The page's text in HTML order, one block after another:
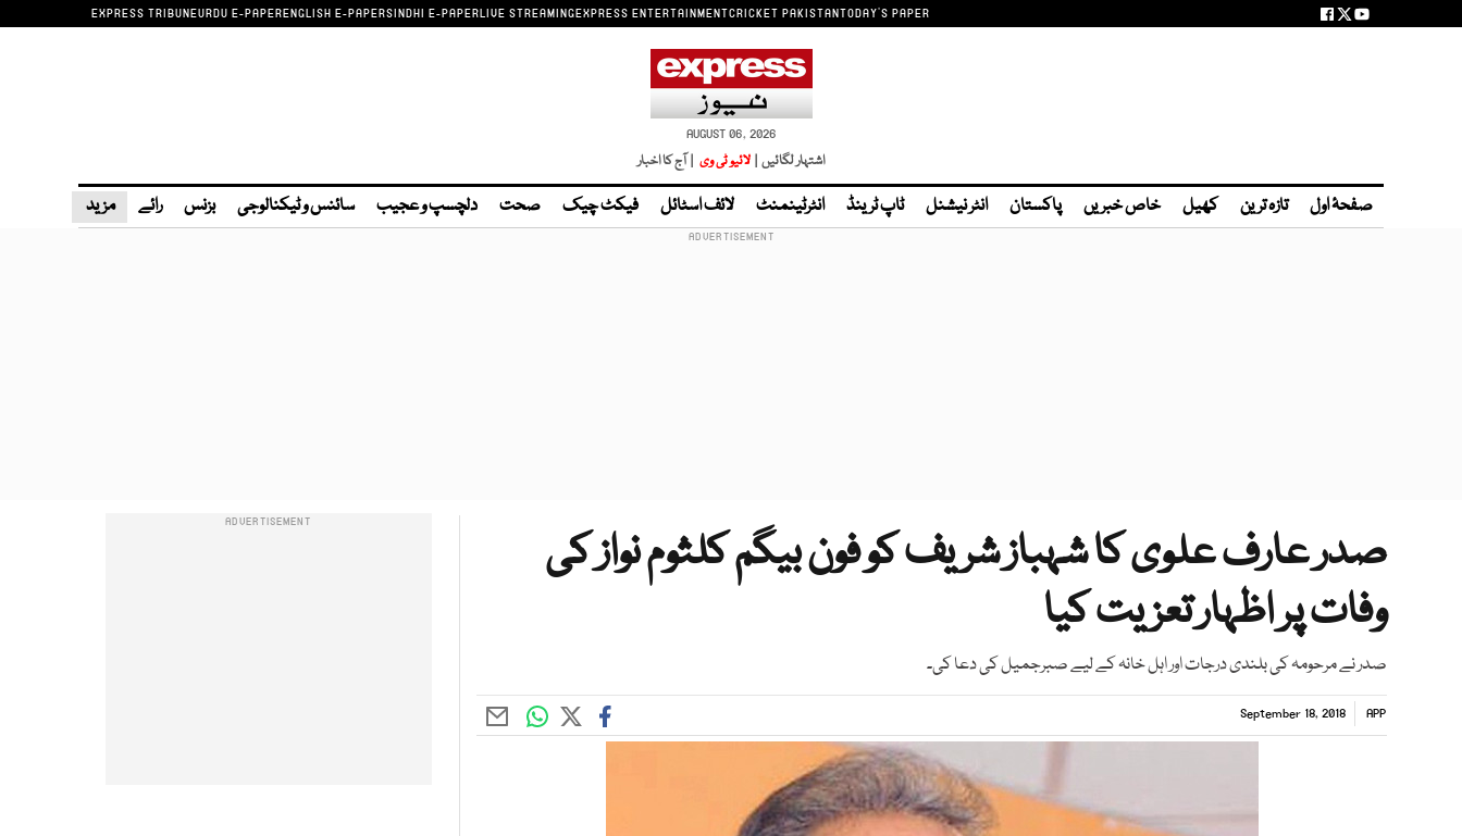
EXPRESS TRIBUNEURDU E-PAPERENGLISH E-PAPERSINDHI E-PAPERLIVE STREAMINGEXPRESS ENTERTAINMENTCRICKET PAKISTANTODAY'S PAPER
AUGUST 06, 2026
اشتہار لگائیں | لائیو ٹی وی | آج کا اخبار
صفحۂ اول تازہ ترین کھیل خاص خبریں پاکستان انٹر نیشنل ٹاپ ٹرینڈ انٹرٹینمنٹ لائف اسٹائل فیکٹ چیک صحت دلچسپ و عجیب سائنس و ٹیکنالوجی بزنس رائے مزید
صدر عارف علوی کا شہباز شریف کو فون بیگم کلثوم نواز کی
وفات پر اظہار تعزیت کیا
صدر نے مرحومہ کی بلندی درجات اور اہل خانہ کے لیے صبرجمیل کی دعا کی۔
APP
September 18, 2018